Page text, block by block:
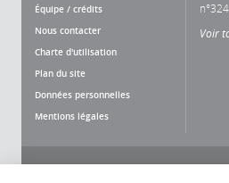
Équipe / crédits
Nous contacter
Charte d'utilisation
Plan du site
Données personnelles
Mentions légales
n°324
Voir